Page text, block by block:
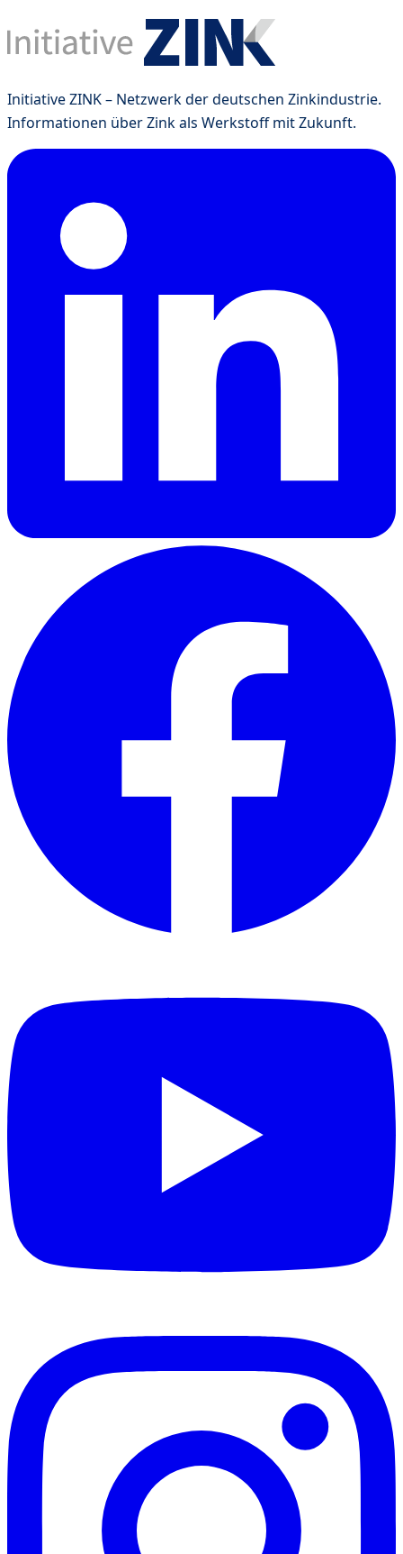
Initiative ZINK – Netzwerk der deutschen Zinkindustrie.
Informationen über Zink als Werkstoff mit Zukunft.